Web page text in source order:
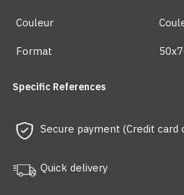
Couleur
Format
Specific References
Secure payment (Credit card
Quick delivery